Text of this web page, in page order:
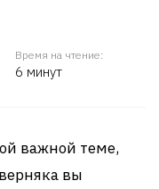
Время на чтение:
6 минут
важной теме,
вы